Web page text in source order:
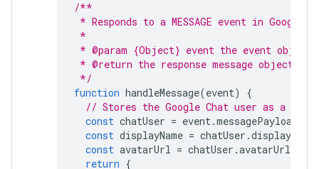
/**
* Responds to a MESSAGE event in Google
*
* @param {Object} event the event object
* @return the response message object.
*/
function handleMessage(event)
{
// Stores the Google Chat user as a
const chatUser = event.messagePayload
const displayName = chatUser .displayName
const avatarUrl = chatUser .avatarUrl
return {